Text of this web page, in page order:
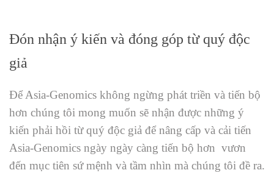
Đón nhận ý kiến và đóng góp từ quý độc
giả
Để Asia-Genomics không ngừng phát triền và tiến bộ
hơn chúng tôi mong muốn sẽ nhận được những ý
kiến phải hồi từ quý độc giả để nâng cấp và cải tiến
Asia-Genomics ngày ngày càng tiến bộ hơn vươn
đến mục tiên sứ mệnh và tầm nhìn mà chúng tôi đề ra.